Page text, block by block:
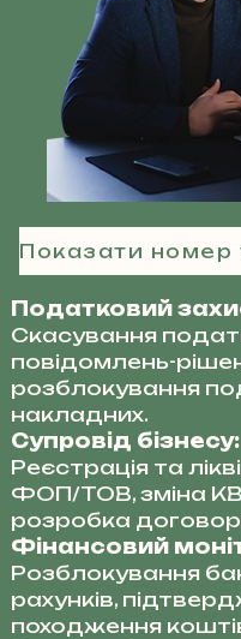
Податковий
Скасування
повідомлень-
розблокування
накладних.
Супровід бізнесу:
Реєстрація та
ФОП/ТОВ, зміна
розробка
Фінансовий
Розблокування
рахунків,
походження